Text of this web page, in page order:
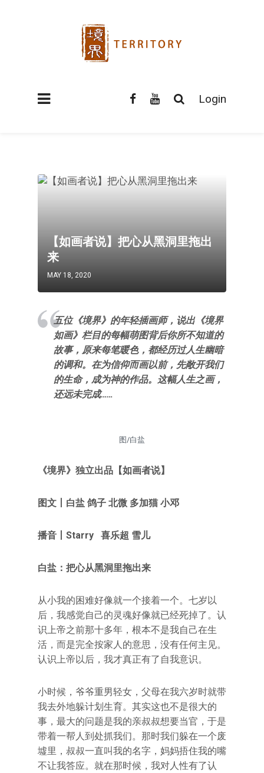
Login
【如画者说】把心从黑洞里拖出
来
MAY 18, 2020
五位《境界》的年轻插画师，说出《境界
如画》栏目的每幅萌图背后你所不知道的
故事，原来每笔暖色，都经历过人生幽暗
的调和。在为信仰而画以前，先敞开我们
的生命，成为神的作品。这幅人生之画，
还远未完成……
图/白盐
《境界》独立出品 【如画者说】
图文丨白盐 鸽子 北微 多加猫小邓
播音丨Starry 喜乐超 雪儿
白盐：把心从黑洞里拖出来
从小我的困难好像就一个接着一个。七岁以
后，我感觉自己的灵魂好像就已经死掉了。认
识上帝之前那十多年，根本不是我自己在生
活，而是完全按家人的意思，没有任何主见。
认识上帝以后，我才真正有了自我意识。
小时候，爷爷重男轻女，父母在我六岁时就带
我去外地躲计划生育。其实这也不是很大的
事，最大的问题是我的亲叔叔想要当官，于是
带着一帮人到处抓我们。那时我们躲在一个废
墟里，叔叔一直叫我的名字，妈妈捂住我的嘴
不让我答应。就在那时候，我对人性有了认